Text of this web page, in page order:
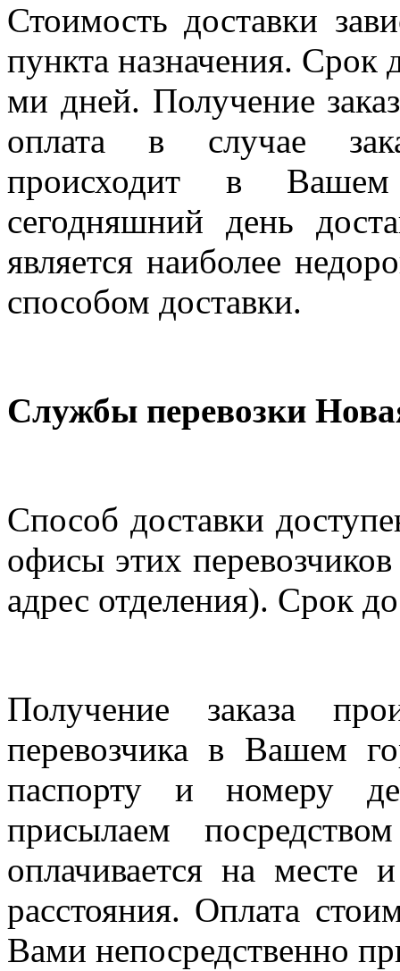
Стоимость доставки
пункта назначения. Срок
ми дней. Получение
оплата в случае
происходит в
сегодняшний день
является наиболее
способом доставки.
Службы перевозки
Способ доставки
офисы этих
адрес отделения). Срок
Получение заказа
перевозчика в Вашем
паспорту и номеру
присылаем
оплачивается на месте
расстояния. Оплата
Вами непосредственно